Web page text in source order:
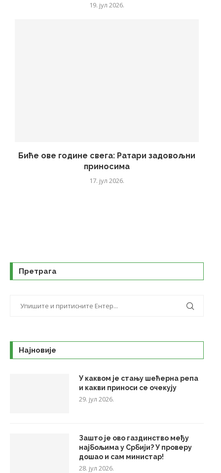
19. јул 2026.
Биће ове године свега: Ратари задовољни
приносима
17. јул 2026.
Претрага
Најновије
У каквом је стању шећерна репа
и какви приноси се очекују
29. јул 2026.
Зашто је ово газдинство међу
најбољима у Србији? У проверу
дошао и сам министар!
28. јул 2026.